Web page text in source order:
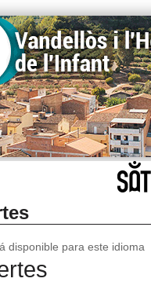
disponible para este idioma